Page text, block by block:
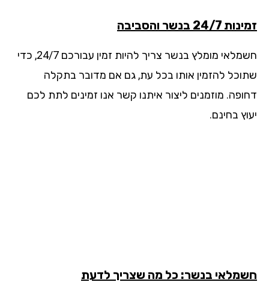
7 בנשר והסביבה
חשמלאי מומלץ בנשר צריך להיות זמין עבורכם 24/7, כדי
להזמין אותו בכל עת, גם אם מדובר בתקלה
מוזמנים ליצור איתנו קשר אנו זמינים לתת לכם
בחינם.
בנשר: כל מה שצריך לדעת